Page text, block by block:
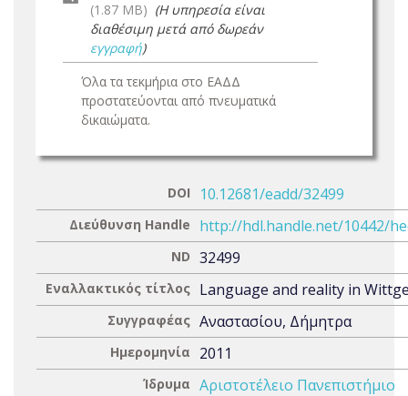
(1.87 MB) (Η υπηρεσία είναι
διαθέσιμη μετά από δωρεάν
εγγραφή)
Όλα τα τεκμήρια στο ΕΑΔΔ
προστατεύονται από πνευματικά
δικαιώματα.
DOI 10.12681/eadd/32499
Διεύθυνση Handle http://hdl.handle.net/10442/
ND 32499
Εναλλακτικός τίτλος Language and reality in
Συγγραφέας Αναστασίου, Δήμητρα
Ημερομηνία 2011
Ίδρυμα Αριστοτέλειο Πανεπιστήμιο